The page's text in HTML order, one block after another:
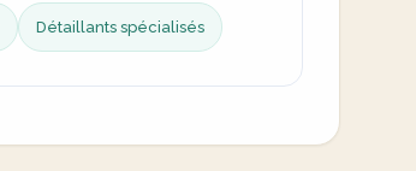
Détaillants spécialisés